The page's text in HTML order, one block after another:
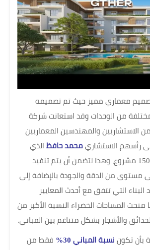
معماري مميز حيث تم تصميمه
من الوحدات وقد استعانت شركة
الاستشاريين والمهندسين المعماريين
رأسهم الاستشاري محمد حافظ الذي
أبدع في تصميم 1500 مشروع، وهذا لتضمن أن يتم تنفيذ
مستوى من الدقة والجودة بالإضافة إلى
البناء التي تتفق مع أحدث المعايير
منحت المساحات الخضراء النسبة الأكبر من
والأشجار بشكل متناغم بين المباني.
بأن تكون نسبة المباني 30%
فقط من